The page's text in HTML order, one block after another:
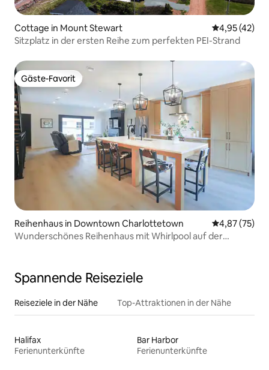
Cottage in Mount Stewart
4,95 (42)
Sitzplatz in der ersten Reihe zum perfekten PEI-Strand
Gäste-Favorit
Gäste-Favorit
Reihenhaus in Downtown Charlottetown
4,87 (75)
Wunderschönes Reihenhaus mit Whirlpool auf der
Spannende Reiseziele
Reiseziele in der Nähe Top-Attraktionen in der Nähe
Halifax
Ferienunterkünfte
Bar Harbor
Ferienunterkünfte